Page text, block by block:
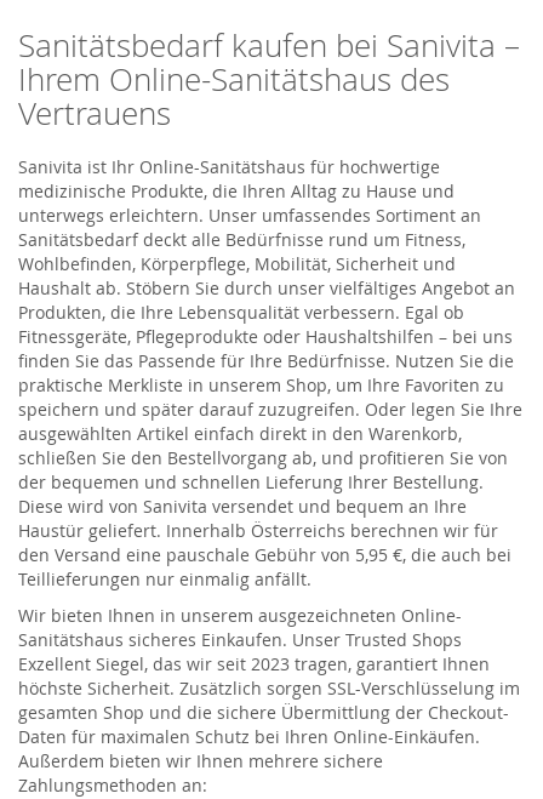
Sanitätsbedarf kaufen bei Sanivita –
Ihrem Online-Sanitätshaus des
Vertrauens
Sanivita ist Ihr Online-Sanitätshaus für hochwertige
medizinische Produkte, die Ihren Alltag zu Hause und
unterwegs erleichtern. Unser umfassendes Sortiment an
Sanitätsbedarf deckt alle Bedürfnisse rund um Fitness,
Wohlbefinden, Körperpflege, Mobilität, Sicherheit und
Haushalt ab. Stöbern Sie durch unser vielfältiges Angebot an
Produkten, die Ihre Lebensqualität verbessern. Egal ob
Fitnessgeräte, Pflegeprodukte oder Haushaltshilfen – bei uns
finden Sie das Passende für Ihre Bedürfnisse. Nutzen Sie die
praktische Merkliste in unserem Shop, um Ihre Favoriten zu
speichern und später darauf zuzugreifen. Oder legen Sie Ihre
ausgewählten Artikel einfach direkt in den Warenkorb,
schließen Sie den Bestellvorgang ab, und profitieren Sie von
der bequemen und schnellen Lieferung Ihrer Bestellung.
Diese wird von Sanivita versendet und bequem an Ihre
Haustür geliefert. Innerhalb Österreichs berechnen wir für
den Versand eine pauschale Gebühr von 5,95 €, die auch bei
Teillieferungen nur einmalig anfällt.
Wir bieten Ihnen in unserem ausgezeichneten Online-
Sanitätshaus sicheres Einkaufen. Unser Trusted Shops
Exzellent Siegel, das wir seit 2023 tragen, garantiert Ihnen
höchste Sicherheit. Zusätzlich sorgen SSL-Verschlüsselung im
gesamten Shop und die sichere Übermittlung der Checkout-
Daten für maximalen Schutz bei Ihren Online-Einkäufen.
Außerdem bieten wir Ihnen mehrere sichere
Zahlungsmethoden an: